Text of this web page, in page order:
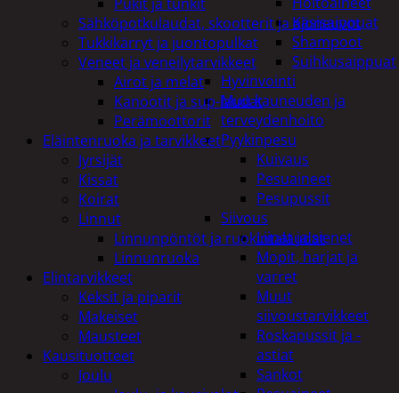
Käsisaippuat
Shampoot
Suihkusaippuat
Hyvinvointi
Muu kauneuden ja
terveydenhoito
Pyykinpesu
Kuivaus
Pesuaineet
Pesupussit
Siivous
Liinat ja sienet
Mopit, harjat ja
varret
Muut
siivoustarvikkeet
Roskapussit ja -
astiat
Sankot
Sähköpotkulaudat, skootterit ja ajoneuvot
Tukkikärryt ja juontopulkat
Veneet ja veneilytarvikkeet
Airot ja melat
Kanootit ja sup-laudat
Perämoottorit
Eläintenruoka ja tarvikkeet
Jyrsijät
Kissat
Koirat
Linnut
Linnunpöntöt ja ruokintalaudat
Linnunruoka
Elintarvikkeet
Keksit ja piparit
Makeiset
Mausteet
Kausituotteet
Joulu